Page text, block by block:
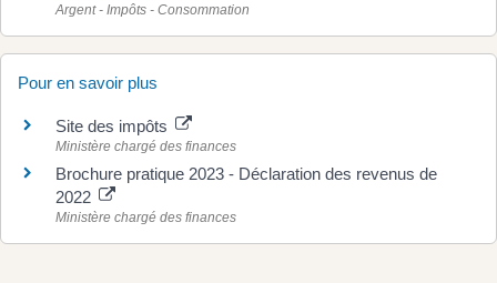
Argent - Impôts - Consommation
Pour en savoir plus
Site des impôts
Ministère chargé des finances
Brochure pratique 2023 - Déclaration des revenus de
2022
Ministère chargé des finances